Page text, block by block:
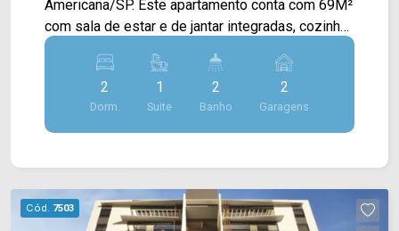
Americana/SP. Este apartamento conta com 69M²
com sala de estar e de jantar integradas, cozinha
tipo americano, sacada com vista livre e área de
serviço. > 02 quartos, sendo 01 suíte; > 02
banheiros, sendo 01 social; > 02 vagas de
garagem. Localizado no bairro Cariobinha, este
condomínio está próximo à Av. Lírio Correa, Av.
escola Silvino José de Oliveira, supermercado
Delta, restaurantes e praças. Entre em contato
2
Dorm.
1
Suite
2
Banho
2
Garagens
Cód. 7503